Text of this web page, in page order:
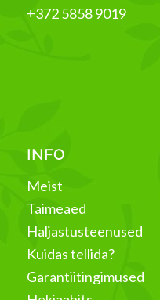
+372 5858 9019
INFO
Meist
Taimeaed
Haljastusteenused
Kuidas tellida?
Garantiitingimused